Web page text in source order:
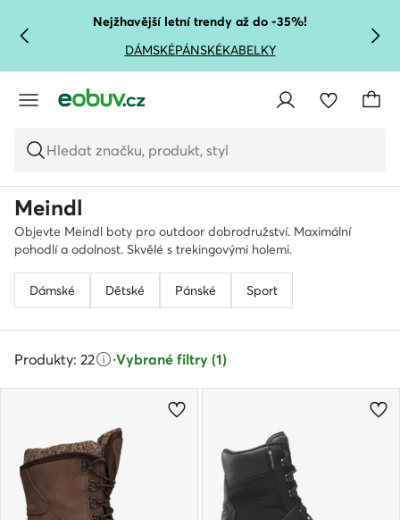
PŘEJÍT NA HLAVNÍ OBSAH
PŘEJÍT NA VYHLEDÁVÁNÍ
Nejžhavější letní trendy až do -35%!
DÁMSKÉPÁNSKÉKABELKY
Hledat značku, produkt, styl
Meindl
Objevte Meindl boty pro outdoor dobrodružství. Maximální
pohodlí a odolnost. Skvělé s trekingovými holemi.
Dámské Dětské Pánské Sport
Produkty: 22 ·Vybrané filtry (1)